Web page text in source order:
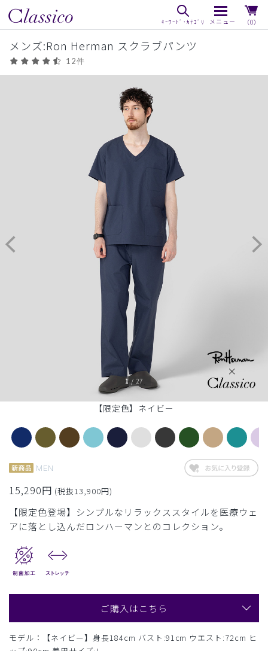
（0）
メンズ:Ron Herman スクラブパンツ
12件
【限定色】ネイビー
1/ 27
MEN
15,290円 (税抜13,900円)
【限定色登場】シンプルなリラックススタイルを医療ウェ
アに落とし込んだロンハーマンとのコレクション。
ご購入はこちら
モデル：【ネイビー】身長184cm バスト:91cm ウエスト:72cm ヒ